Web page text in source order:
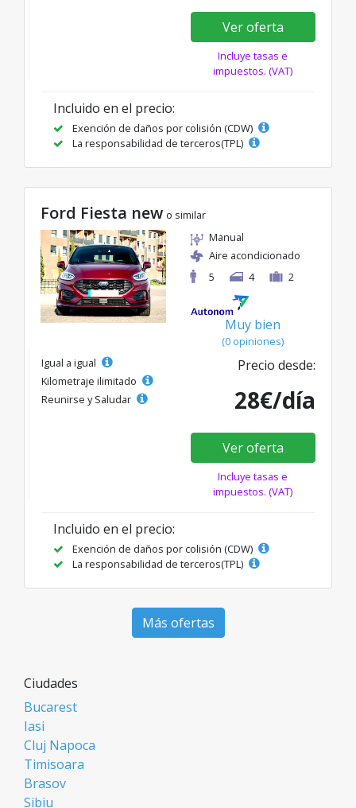
Ver oferta
Incluye tasas e
impuestos. (VAT)
Incluido en el precio:
Exención de daños por colisión (CDW)
La responsabilidad de terceros(TPL)
Ford Fiesta new o similar
Manual
Aire acondicionado
5
4 2
Muy bien
(0 opiniones)
Igual a igual
Kilometraje ilimitado
Reunirse y Saludar
Precio desde:
28€/día
Ver oferta
Incluye tasas e
impuestos. (VAT)
Incluido en el precio:
Exención de daños por colisión (CDW)
La responsabilidad de terceros(TPL)
Más ofertas
Ciudades
Bucarest
Iasi
Cluj Napoca
Timisoara
Brasov
Sibiu